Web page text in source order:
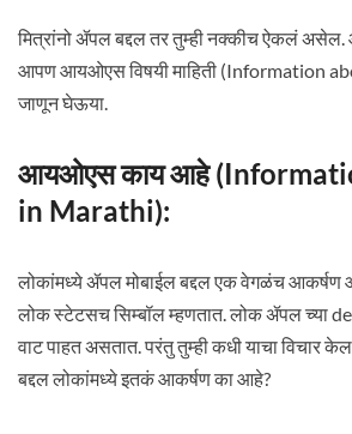
मित्रांनो ॲपल बद्दल तर तुम्ही नक्कीच ऐकलं असेल.
आपण आयओएस विषयी माहिती (Information
जाणून घेऊया.
आयओएस काय आहे
in Marathi):
लोकांमध्ये ॲपल मोबाईल बद्दल एक वेगळंच
लोक स्टेटसच सिम्बॉल म्हणतात. लोक ॲपल च्या
वाट पाहत असतात. परंतु तुम्ही कधी याचा विचार
बद्दल लोकांमध्ये इतकं आकर्षण का आहे?